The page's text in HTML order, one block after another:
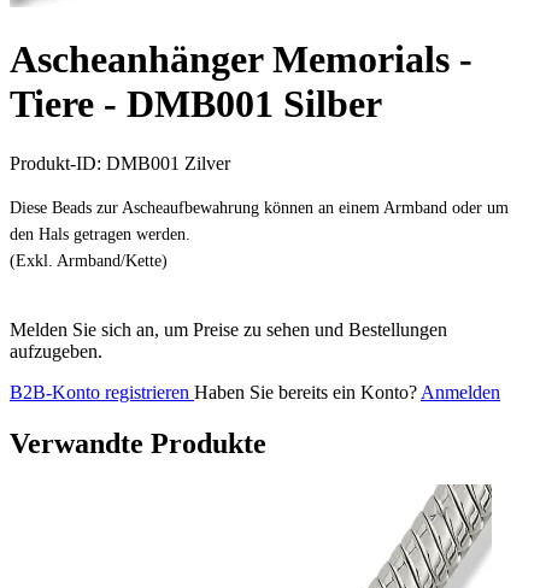
Ascheanhänger Memorials -
Tiere - DMB001 Silber
Produkt-ID: DMB001 Zilver
Diese Beads zur Ascheaufbewahrung können an einem Armband oder um
den Hals getragen werden.
(Exkl. Armband/Kette)
Melden Sie sich an, um Preise zu sehen und Bestellungen
aufzugeben.
B2B-Konto registrieren Haben Sie bereits ein Konto? Anmelden
Verwandte Produkte